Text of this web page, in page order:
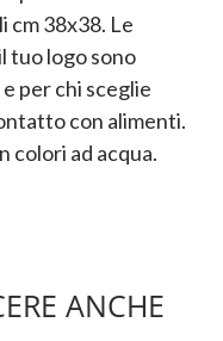
cm 38x38. Le
tuo logo sono
per chi sceglie
con alimenti.
colori ad acqua.
ANCHE